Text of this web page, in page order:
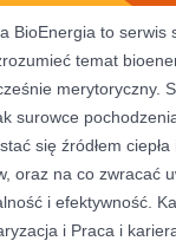
BioEnergia to serwis
temat
merytoryczny.
surowce
się źródłem
oraz na co zwracać
i efektywność.
i Praca i